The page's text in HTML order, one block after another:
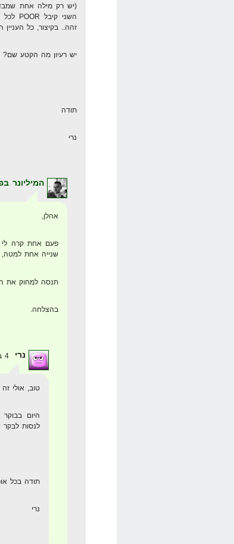
זהה.. בקיצור, כל
יש רעיון מה הקטע שם?
תודה
נרי
המיליונר
אהלן,
פעם אחת קרה לי
שנייה אחת למטה,
תנסה למחוק את
בהצלחה.
נרי
טוב, אולי
היום
לנסות לבקר
תודה בכל
נרי